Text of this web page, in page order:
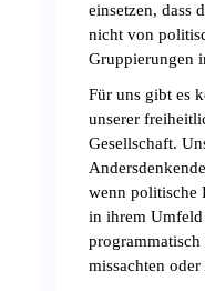
einsetzen, dass
nicht von
Gruppierungen
Für uns gibt es
unserer
Gesellschaft.
wenn politische
in ihrem
missachten